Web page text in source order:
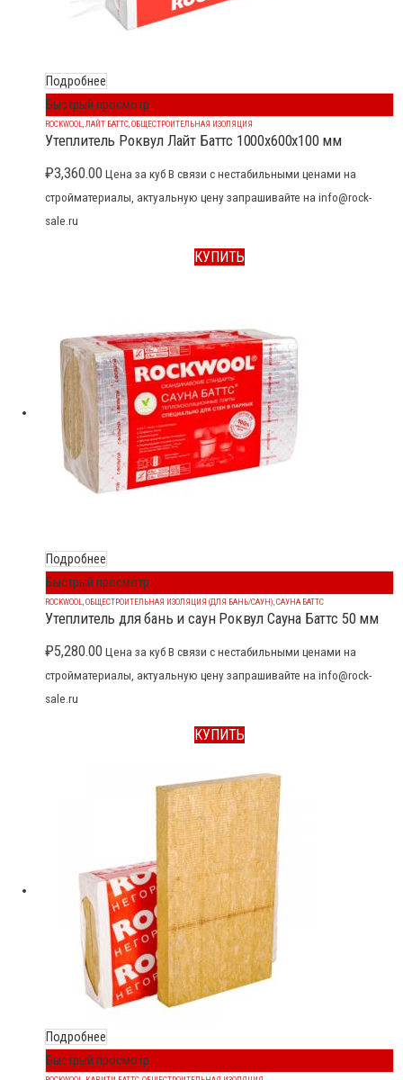
Подробнее
Быстрый просмотр
ROCKWOOL,ЛАЙТ БАТТС,ОБЩЕСТРОИТЕЛЬНАЯ ИЗОЛЯЦИЯ
Утеплитель Роквул Лайт Баттс 1000x600x100 мм
₽3,360.00 Цена за куб В связи с нестабильными ценами на
стройматериалы, актуальную цену запрашивайте на info@rock-
sale.ru
КУПИТЬ
Подробнее
Быстрый просмотр
ROCKWOOL,ОБЩЕСТРОИТЕЛЬНАЯ ИЗОЛЯЦИЯ (ДЛЯ БАНЬ/САУН),САУНА БАТТС
Утеплитель для бань и саун Роквул Сауна Баттс 50 мм
₽5,280.00 Цена за куб В связи с нестабильными ценами на
стройматериалы, актуальную цену запрашивайте на info@rock-
sale.ru
КУПИТЬ
Подробнее
Быстрый просмотр